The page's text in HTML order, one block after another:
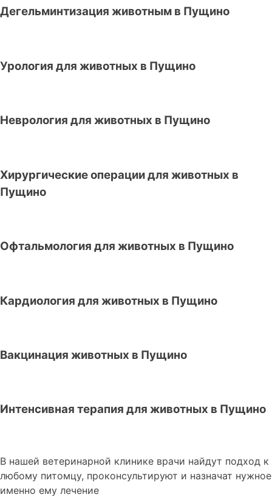
Дегельминтизация животным в Пущино
Урология для животных в Пущино
Неврология для животных в Пущино
Хирургические операции для животных в
Пущино
Офтальмология для животных в Пущино
Кардиология для животных в Пущино
Вакцинация животных в Пущино
Интенсивная терапия для животных в Пущино
В нашей ветеринарной клинике врачи найдут подход к
любому питомцу, проконсультируют и назначат нужное
именно ему лечение